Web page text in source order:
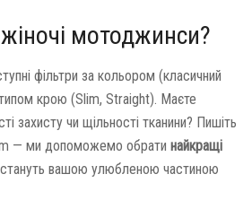
мотоджинси?
фільтри за кольором (класичний
типом крою (Slim, Straight). Маєте
захисту чи щільності тканини? Пишіть
— ми допоможемо обрати найкращі
стануть вашою улюбленою частиною